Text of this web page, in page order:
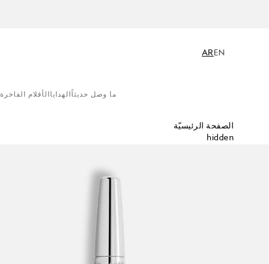
EN
AR
ما وصل حديثاً الهدايا الأقلام الفاخرة
الصفحة الرئيسيّة
hidden